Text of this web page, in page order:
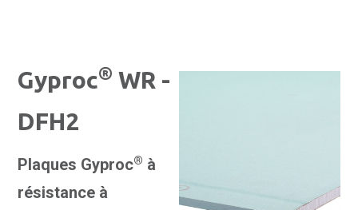
Gyproc® WR -
DFH2
Plaques Gyproc® à
résistance à